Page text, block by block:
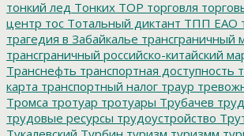
тонкий лед Тонких ТОР торговля
центр тос Тотальный диктант ТПП ЕАО
трагедия в Забайкалье трансграничный
трансграничный российско-китайский
Транснефть транспортная доступность
карта транспортный налог траур
Тромса тротуар тротуары Трубачев
трудовые ресурсы трудоустройство